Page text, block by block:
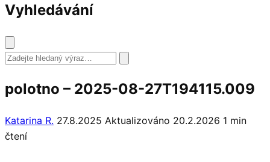
Vyhledávání
Vyhledat
polotno – 2025-08-27T194115.009
Katarina R. 27.8.2025 Aktualizováno 20.2.2026 1 min
čtení